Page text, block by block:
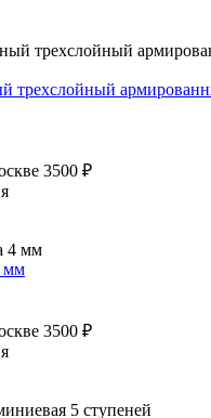
трехслойный
3500 ₽
мм
3500 ₽